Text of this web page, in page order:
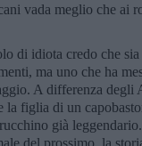
vada meglio che ai
di idiota credo che
ma uno che ha
A differenza
la figlia di un
già
del prossimo, la